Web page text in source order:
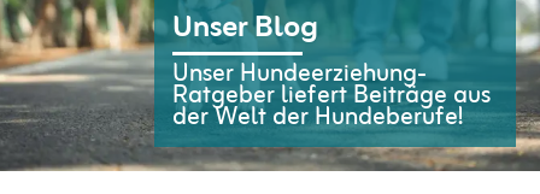
Unser Blog
Unser Hundeerziehung-
Ratgeber liefert Beiträge aus
der Welt der Hundeberufe!